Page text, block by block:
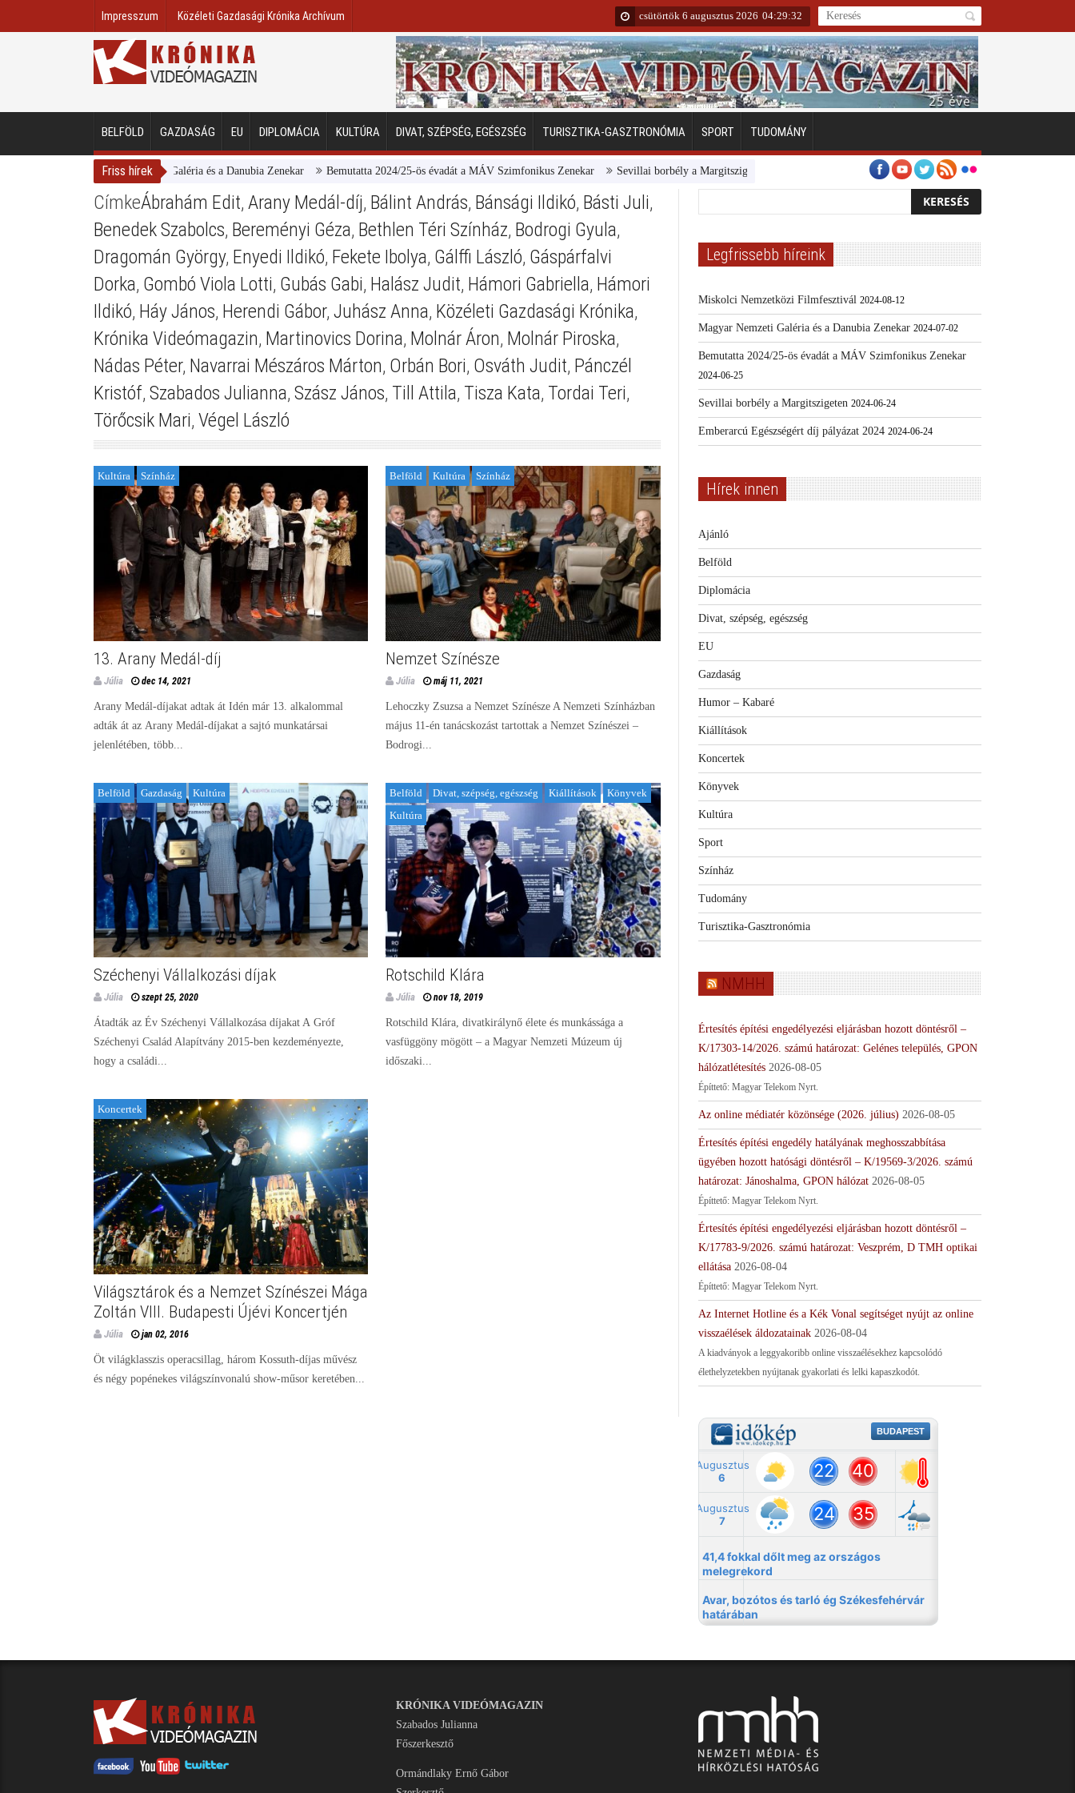
Impresszum Közéleti Gazdasági Krónika Archívum csütörtök 6 augusztus 2026 04:29:32
BELFÖLD GAZDASÁG EU DIPLOMÁCIA KULTÚRA DIVAT, SZÉPSÉG, EGÉSZSÉG TURISZTIKA-GASZTRONÓMIA SPORT TUDOMÁNY
Friss hírek
Magyar Nemzeti Galéria és a Danubia Zenekar Bemutatta 2024/25-ös évadát a MÁV Szimfonikus Zenekar Sevillai borbély a Margitszigeten Emberarcú Egészségért díj pályázat 2024 Kertész/Kópiák
CímkeÁbrahám Edit, Arany Medál-díj, Bálint András, Bánsági Ildikó, Básti Juli,
Benedek Szabolcs, Bereményi Géza, Bethlen Téri Színház, Bodrogi Gyula,
Dragomán György, Enyedi Ildikó, Fekete Ibolya, Gálffi László, Gáspárfalvi
Dorka, Gombó Viola Lotti, Gubás Gabi, Halász Judit, Hámori Gabriella, Hámori
Ildikó, Háy János, Herendi Gábor, Juhász Anna, Közéleti Gazdasági Krónika,
Krónika Videómagazin, Martinovics Dorina, Molnár Áron, Molnár Piroska,
Nádas Péter, Navarrai Mészáros Márton, Orbán Bori, Osváth Judit, Pánczél
Kristóf, Szabados Julianna, Szász János, Till Attila, Tisza Kata, Tordai Teri,
Törőcsik Mari, Végel László
Kultúra Színház
13. Arany Medál-díj
Júlia dec 14, 2021
Arany Medál-díjakat adtak át Idén már 13. alkalommal
adták át az Arany Medál-díjakat a sajtó munkatársai
jelenlétében, több...
Belföld Kultúra Színház
Nemzet Színésze
Júlia máj 11, 2021
Lehoczky Zsuzsa a Nemzet Színésze A Nemzeti Színházban
május 11-én tanácskozást tartottak a Nemzet Színészei –
Bodrogi...
Belföld Gazdaság Kultúra
Széchenyi Vállalkozási díjak
Júlia szept 25, 2020
Átadták az Év Széchenyi Vállalkozása díjakat A Gróf
Széchenyi Család Alapítvány 2015-ben kezdeményezte,
hogy a családi...
Belföld Divat, szépség, egészség Kiállítások
Könyvek
Kultúra
Rotschild Klára
Júlia nov 18, 2019
Rotschild Klára, divatkirálynő élete és munkássága a
vasfüggöny mögött – a Magyar Nemzeti Múzeum új
időszaki...
Koncertek
Világsztárok és a Nemzet Színészei Mága
Zoltán VIII. Budapesti Újévi Koncertjén
Júlia jan 02, 2016
Öt világklasszis operacsillag, három Kossuth-díjas művész
és négy popénekes világszínvonalú show-műsor keretében...
Legfrissebb híreink
Miskolci Nemzetközi Filmfesztivál 2024-08-12
Magyar Nemzeti Galéria és a Danubia Zenekar 2024-07-02
Bemutatta 2024/25-ös évadát a MÁV Szimfonikus Zenekar
2024-06-25
Sevillai borbély a Margitszigeten 2024-06-24
Emberarcú Egészségért díj pályázat 2024 2024-06-24
Hírek innen
Ajánló
Belföld
Diplomácia
Divat, szépség, egészség
EU
Gazdaság
Humor – Kabaré
Kiállítások
Koncertek
Könyvek
Kultúra
Sport
Színház
Tudomány
Turisztika-Gasztronómia
NMHH
Értesítés építési engedélyezési eljárásban hozott döntésről –
K/17303-14/2026. számú határozat: Gelénes település, GPON
hálózatlétesítés 2026-08-05
Építtető: Magyar Telekom Nyrt.
Az online médiatér közönsége (2026. július) 2026-08-05
Értesítés építési engedély hatályának meghosszabbítása
ügyében hozott hatósági döntésről – K/19569-3/2026. számú
határozat: Jánoshalma, GPON hálózat 2026-08-05
Építtető: Magyar Telekom Nyrt.
Értesítés építési engedélyezési eljárásban hozott döntésről –
K/17783-9/2026. számú határozat: Veszprém, D TMH optikai
ellátása 2026-08-04
Építtető: Magyar Telekom Nyrt.
Az Internet Hotline és a Kék Vonal segítséget nyújt az online
visszaélések áldozatainak 2026-08-04
A kiadványok a leggyakoribb online visszaélésekhez kapcsolódó
élethelyzetekben nyújtanak gyakorlati és lelki kapaszkodót.
KRÓNIKA VIDEÓMAGAZIN
Szabados Julianna
Főszerkesztő
Ormándlaky Ernő Gábor